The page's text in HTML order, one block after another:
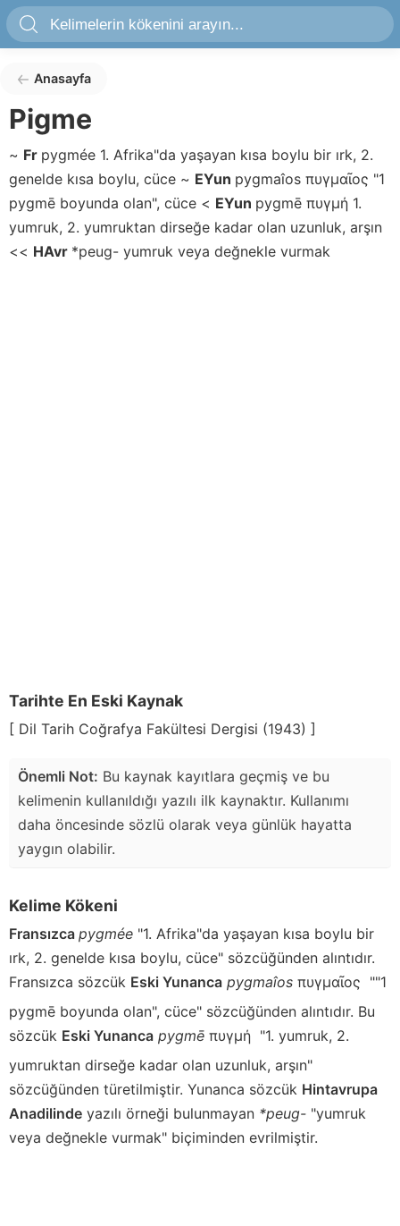
Anasayfa
Pigme
~ Fr pygmée 1. Afrika"da yaşayan kısa boylu bir ırk, 2.
genelde kısa boylu, cüce ~ EYun pygmaîos πυγμαῖος "1
pygmē boyunda olan", cüce < EYun pygmē πυγμή 1.
yumruk, 2. yumruktan dirseğe kadar olan uzunluk, arşın
<< HAvr *peug- yumruk veya değnekle vurmak
Tarihte En Eski Kaynak
[ Dil Tarih Coğrafya Fakültesi Dergisi (1943) ]
Önemli Not: Bu kaynak kayıtlara geçmiş ve bu
kelimenin kullanıldığı yazılı ilk kaynaktır. Kullanımı
daha öncesinde sözlü olarak veya günlük hayatta
yaygın olabilir.
Kelime Kökeni
Fransızca pygmée "1. Afrika"da yaşayan kısa boylu bir
ırk, 2. genelde kısa boylu, cüce" sözcüğünden alıntıdır.
Fransızca sözcük Eski Yunanca pygmaîos πυγμαῖος ""1
pygmē boyunda olan", cüce" sözcüğünden alıntıdır. Bu
sözcük Eski Yunanca pygmē πυγμή "1. yumruk, 2.
yumruktan dirseğe kadar olan uzunluk, arşın"
sözcüğünden türetilmiştir. Yunanca sözcük Hintavrupa
Anadilinde yazılı örneği bulunmayan *peug- "yumruk
veya değnekle vurmak" biçiminden evrilmiştir.